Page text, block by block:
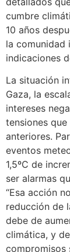
cumbre
10 años
la comunidad
indicaciones
La situación
Gaza, la
intereses
tensiones
anteriores.
eventos
1,5ºC de
ser alarmas
“Esa acción
reducción de
debe de
climática, y
compromisos